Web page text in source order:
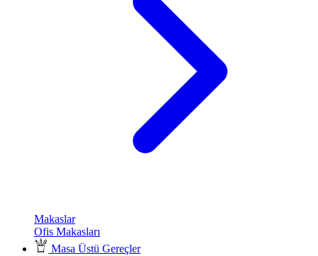
Makaslar
Ofis Makasları
Masa Üstü Gereçler